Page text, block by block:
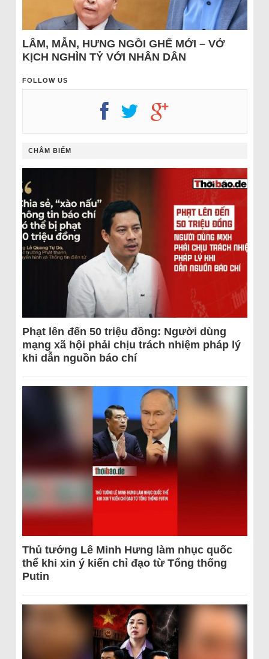
LÂM, MẪN, HƯNG NGỒI GHẾ MỚI – VỞ
KỊCH NGHÌN TỶ VỚI NHÂN DÂN
FOLLOW US
CHÂM BIẾM
Phạt lên đến 50 triệu đồng: Người dùng
mạng xã hội phải chịu trách nhiệm pháp lý
khi dẫn nguồn báo chí
Thủ tướng Lê Minh Hưng làm nhục quốc
thể khi xin ý kiến chỉ đạo từ Tổng thống
Putin